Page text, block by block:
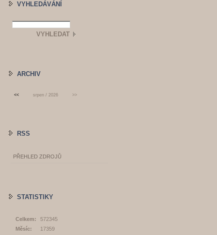
VYHLEDÁVÁNÍ
ARCHIV
<< srpen / 2026 >>
RSS
PŘEHLED ZDROJŮ
STATISTIKY
Celkem:
572345
Měsíc:
17359